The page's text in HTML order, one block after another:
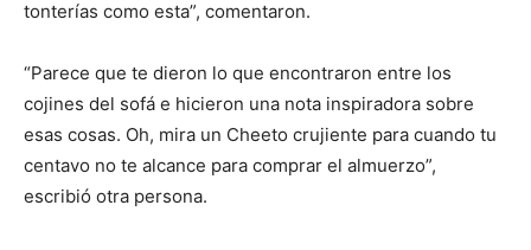
I WANT IN
I've read and accept thePrivacy Policy.
tonterías como esta”, comentaron.
“Parece que te dieron lo que encontraron entre los
cojines del sofá e hicieron una nota inspiradora sobre
esas cosas. Oh, mira un Cheeto crujiente para cuando tu
centavo no te alcance para comprar el almuerzo”,
escribió otra persona.